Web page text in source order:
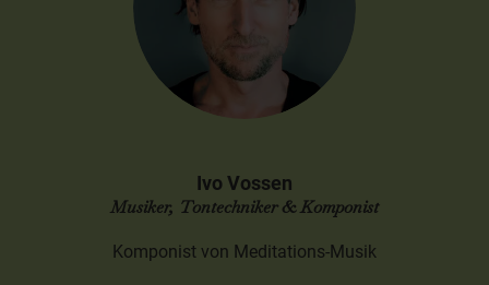
Ivo Vossen
Musiker, Tontechniker & Komponist
Komponist von Meditations-Musik